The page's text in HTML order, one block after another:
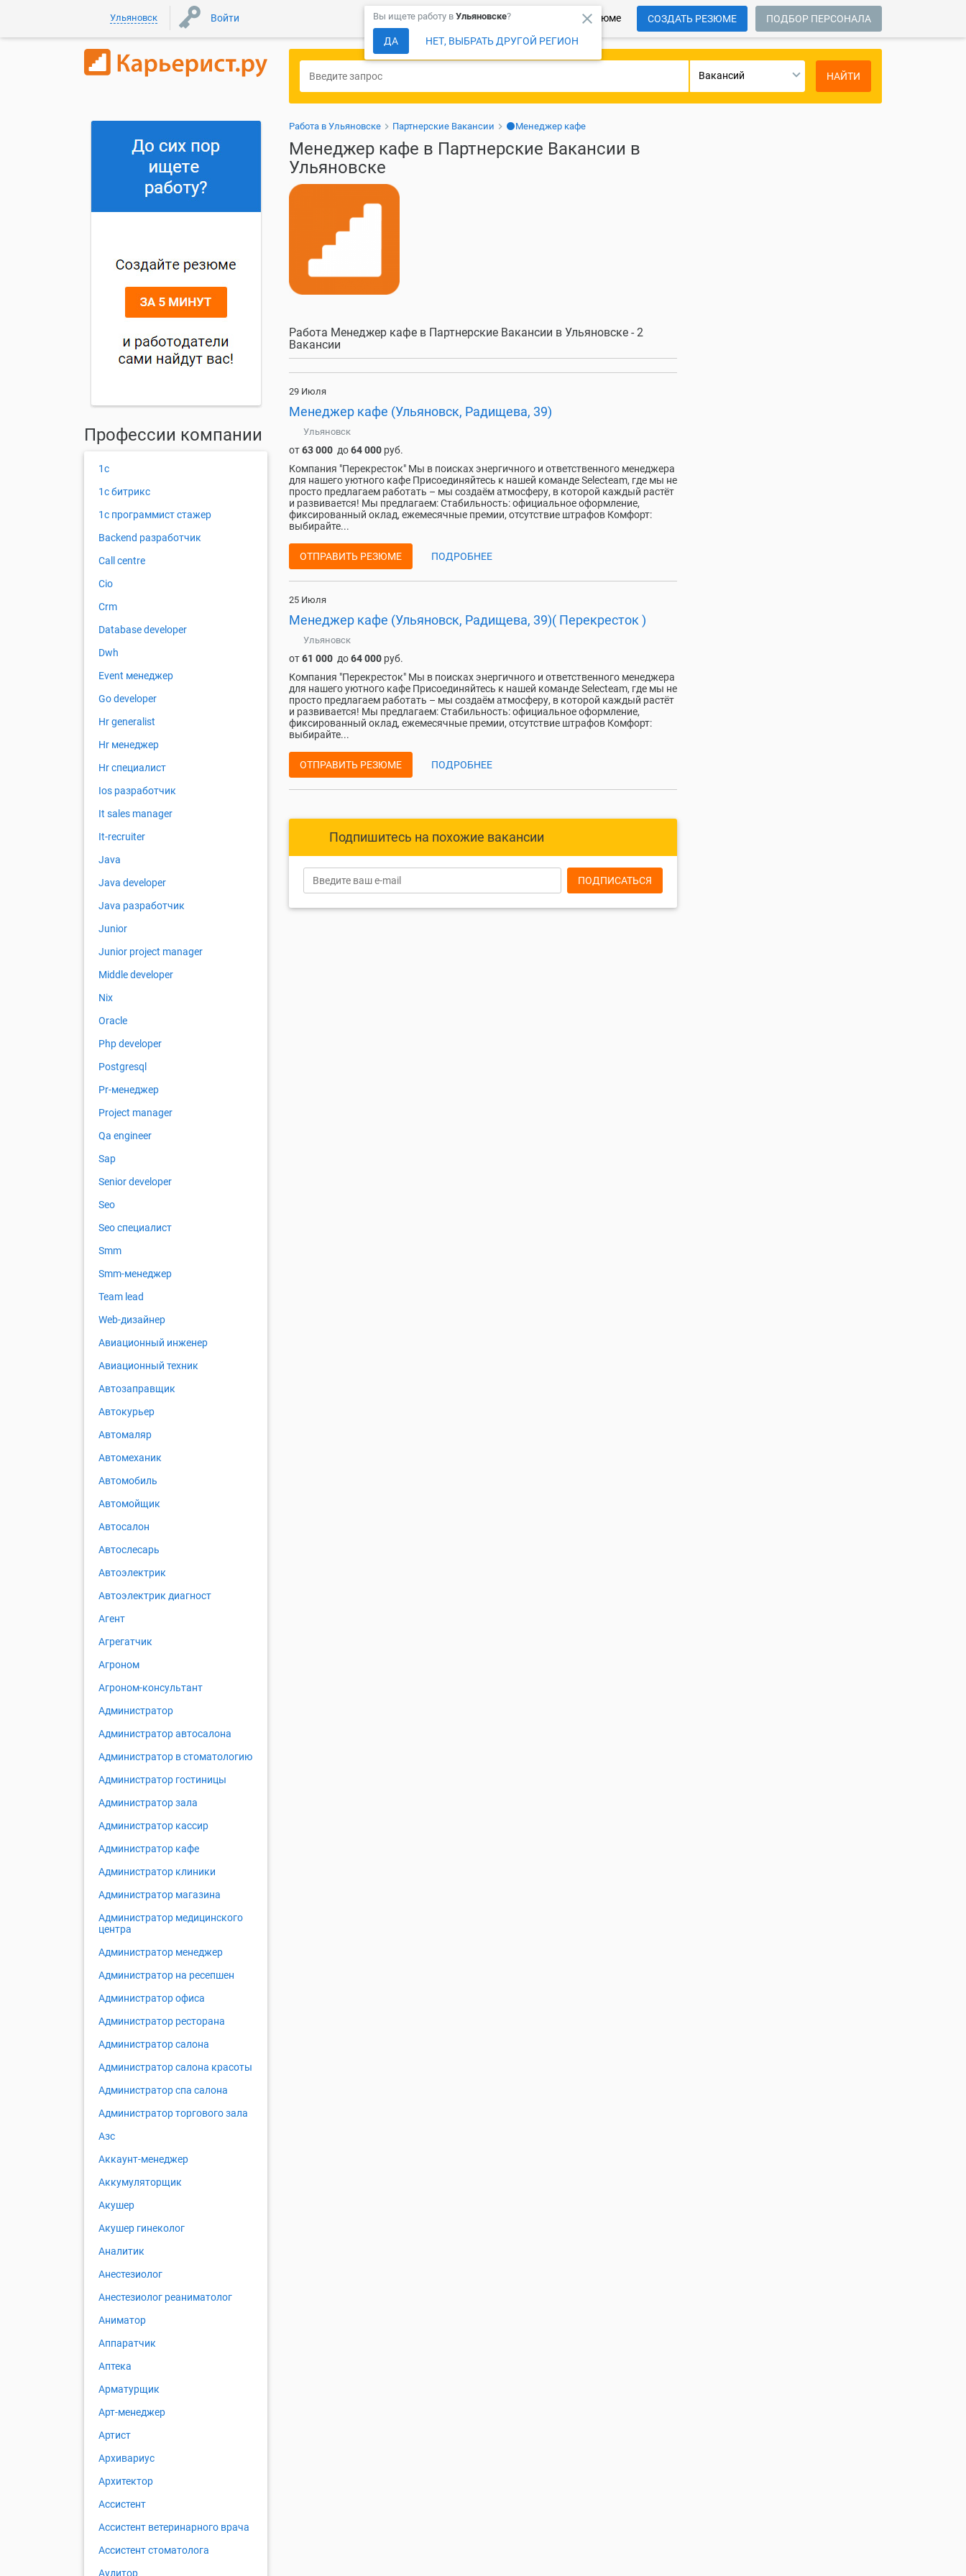
Ульяновск Войти СОЗДАТЬ РЕЗЮМЕ ПОДБОР ПЕРСОНАЛА
Более 150 000 компаний ждут Ваше резюме
close
Вы ищете работу в Ульяновске?
ДА НЕТ, ВЫБРАТЬ ДРУГОЙ РЕГИОН
Вакансий НАЙТИ
Работа в Ульяновске Партнерские Вакансии ⚫Менеджер кафе
Менеджер кафе в Партнерские Вакансии в
Ульяновске
Работа Менеджер кафе в Партнерские Вакансии в Ульяновске - 2
Вакансии
29 Июля
Менеджер кафе (Ульяновск, Радищева, 39)
Ульяновск
от63 000 до64 000 руб.
Компания "Перекресток" Мы в поисках энергичного и ответственного менеджера
для нашего уютного кафе Присоединяйтесь к нашей команде Selecteam, где мы не
просто предлагаем работать – мы создаём атмосферу, в которой каждый растёт
и развивается! Мы предлагаем: Стабильность: официальное оформление,
фиксированный оклад, ежемесячные премии, отсутствие штрафов Комфорт:
выбирайте...
ОТПРАВИТЬ РЕЗЮМЕ ПОДРОБНЕЕ
25 Июля
Менеджер кафе (Ульяновск, Радищева, 39)( Перекресток )
Ульяновск
от61 000 до64 000 руб.
Компания "Перекресток" Мы в поисках энергичного и ответственного менеджера
для нашего уютного кафе Присоединяйтесь к нашей команде Selecteam, где мы не
просто предлагаем работать – мы создаём атмосферу, в которой каждый растёт
и развивается! Мы предлагаем: Стабильность: официальное оформление,
фиксированный оклад, ежемесячные премии, отсутствие штрафов Комфорт:
выбирайте...
ОТПРАВИТЬ РЕЗЮМЕ ПОДРОБНЕЕ
Подпишитесь на похожие вакансии
ПОДПИСАТЬСЯ
Профессии компании
1с
1с битрикс
1с программист стажер
Backend разработчик
Call centre
Cio
Crm
Database developer
Dwh
Event менеджер
Go developer
Hr generalist
Hr менеджер
Hr специалист
Ios разработчик
It sales manager
It-recruiter
Java
Java developer
Java разработчик
Junior
Junior project manager
Middle developer
Nix
Oracle
Php developer
Postgresql
Pr-менеджер
Project manager
Qa engineer
Sap
Senior developer
Seo
Seo специалист
Smm
Smm-менеджер
Team lead
Web-дизайнер
Авиационный инженер
Авиационный техник
Автозаправщик
Автокурьер
Автомаляр
Автомеханик
Автомобиль
Автомойщик
Автосалон
Автослесарь
Автоэлектрик
Автоэлектрик диагност
Агент
Агрегатчик
Агроном
Агроном-консультант
Администратор
Администратор автосалона
Администратор в стоматологию
Администратор гостиницы
Администратор зала
Администратор кассир
Администратор кафе
Администратор клиники
Администратор магазина
Администратор медицинского
центра
Администратор менеджер
Администратор на ресепшен
Администратор офиса
Администратор ресторана
Администратор салона
Администратор салона красоты
Администратор спа салона
Администратор торгового зала
Азс
Аккаунт-менеджер
Аккумуляторщик
Акушер
Акушер гинеколог
Аналитик
Анестезиолог
Анестезиолог реаниматолог
Аниматор
Аппаратчик
Аптека
Арматурщик
Арт-менеджер
Артист
Архивариус
Архитектор
Ассистент
Ассистент ветеринарного врача
Ассистент стоматолога
Аудитор